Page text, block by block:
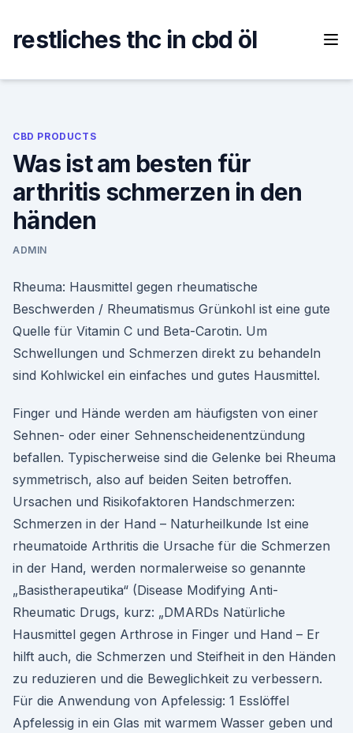
content
restliches thc in cbd öl
CBD PRODUCTS
Was ist am besten für
arthritis schmerzen in den
händen
ADMIN
Rheuma: Hausmittel gegen rheumatische
Beschwerden / Rheumatismus Grünkohl ist eine gute
Quelle für Vitamin C und Beta-Carotin. Um
Schwellungen und Schmerzen direkt zu behandeln
sind Kohlwickel ein einfaches und gutes Hausmittel.
Finger und Hände werden am häufigsten von einer
Sehnen- oder einer Sehnenscheidenentzündung
befallen. Typischerweise sind die Gelenke bei Rheuma
symmetrisch, also auf beiden Seiten betroffen.
Ursachen und Risikofaktoren Handschmerzen:
Schmerzen in der Hand – Naturheilkunde Ist eine
rheumatoide Arthritis die Ursache für die Schmerzen
in der Hand, werden normalerweise so genannte
„Basistherapeutika“ (Disease Modifying Anti-
Rheumatic Drugs, kurz: „DMARDs Natürliche
Hausmittel gegen Arthrose in Finger und Hand – Er
hilft auch, die Schmerzen und Steifheit in den Händen
zu reduzieren und die Beweglichkeit zu verbessern.
Für die Anwendung von Apfelessig: 1 Esslöffel
Apfelessig in ein Glas mit warmem Wasser geben und